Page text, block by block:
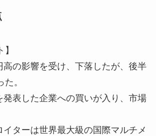
高の影響を受け、下落したが、後半
。
発表した企業への買いが入り、市場
イターは世界最大級の国際マルチメ